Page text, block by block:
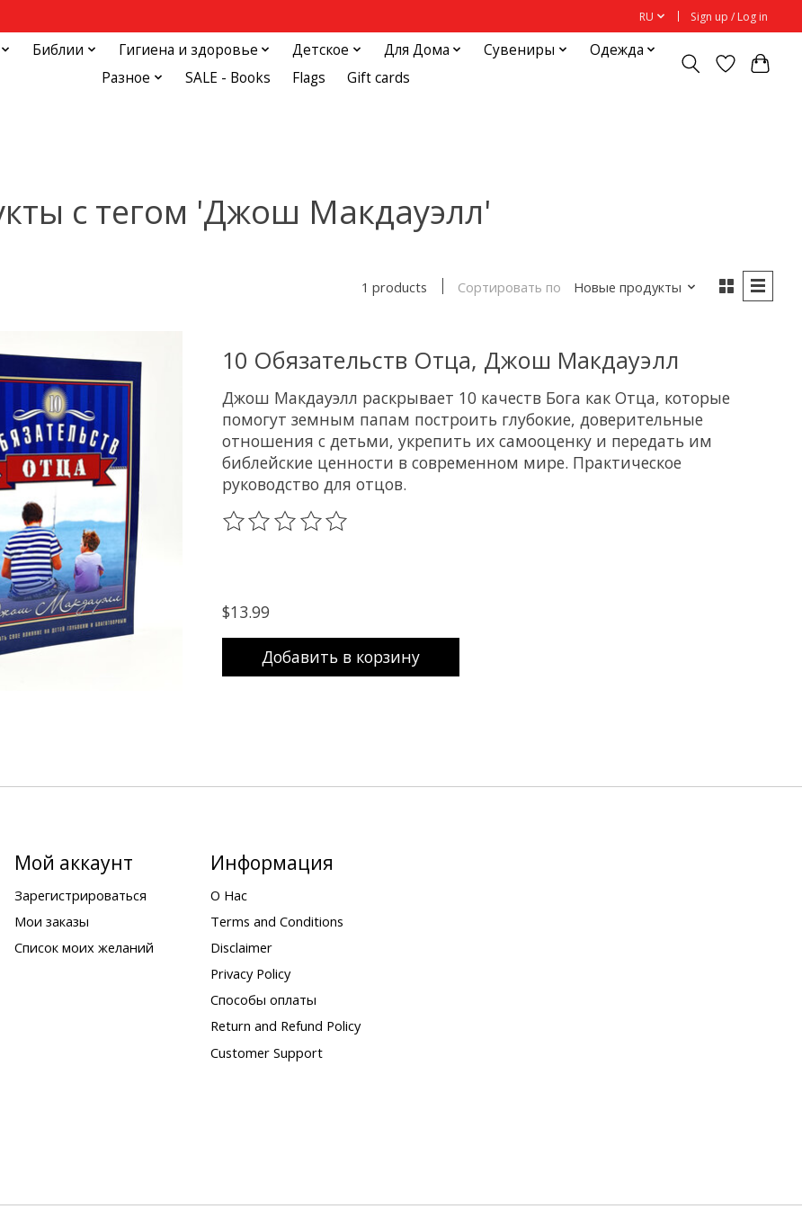
RU Sign up / Log in
Библии Гигиена и здоровье Детское Для Дома Сувениры
Одежда
Разное
SALE - Books Flags Gift cards
с тегом 'Джош Макдауэлл'
1 products Сортировать по Новые продукты
10 Обязательств Отца, Джош Макдауэлл
Джош Макдауэлл раскрывает 10 качеств Бога как Отца, которые
помогут земным папам построить глубокие, доверительные
отношения с детьми, укрепить их самооценку и передать им
библейские ценности в современном мире. Практическое
руководство для отцов.
The rating of this product is
$13.99
Добавить в корзину
Мой аккаунт
Зарегистрироваться
Мои заказы
Список моих желаний
Информация
О Нас
Terms and Conditions
Disclaimer
Privacy Policy
Способы оплаты
Return and Refund Policy
Customer Support